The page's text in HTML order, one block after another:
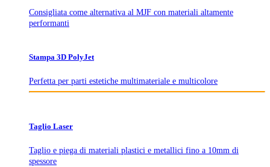
Consigliata come alternativa al MJF con materiali altamente
performanti
Stampa 3D PolyJet
Perfetta per parti estetiche multimateriale e multicolore
Taglio Laser
Taglio e piega di materiali plastici e metallici fino a 10mm di
spessore